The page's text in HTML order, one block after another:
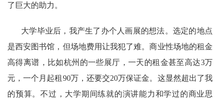
了巨大的助力。
大学毕业后，我产生了办个人画展的想法。选定的地点
是西安图书馆，但场地费用让我犯了难。商业性场地的租金
高得离谱，比如杭州的一些展厅，一天的租金甚至高达3万
元，一个月起租90万，还要交20万保证金。这显然超出了我
的预算。不过，大学期间练就的演讲能力和学过的商业思